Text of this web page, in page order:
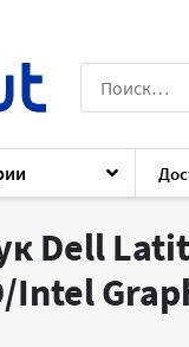
Dell
Intel